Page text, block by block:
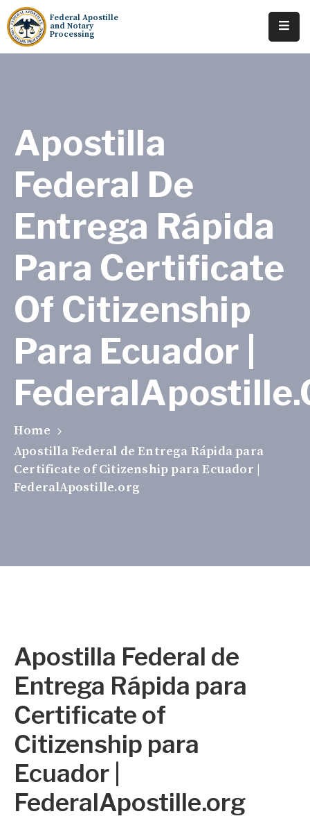
Federal Apostille
and Notary
Processing
Requests
Resources
Locations
Apostilla
Federal De
Entrega Rápida
Para Certificate
Of Citizenship
Para Ecuador |
Home
Apostilla Federal de Entrega Rápida para
Certificate of Citizenship para Ecuador |
FederalApostille.org
Apostilla Federal de
Entrega Rápida para
Certificate of
Citizenship para
Ecuador |
FederalApostille.org